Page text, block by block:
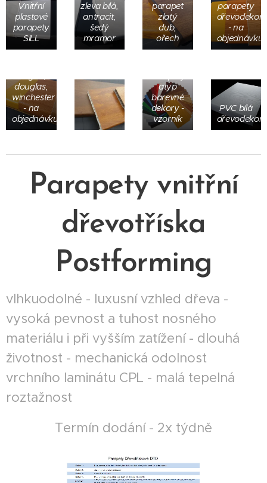
Vnitřní
plastové
parapety
SILL
zleva bílá,
antracit,
šedý
mramor
parapet
zlatý
dub,
ořech
parapety
dřevodekor
- na
objednávku
Plastové
douglas,
winchester
- na
objednávku
atyp
barevné
dekory -
vzorník
PVC bílá
dřevodekor
Parapety vnitřní
dřevotříska
Postforming
vlhkuodolné - luxusní vzhled dřeva -
vysoká pevnost a tuhost nosného
materiálu i při vyšším zatížení - dlouhá
životnost - mechanická odolnost
vrchního laminátu CPL - malá tepelná
roztažnost
Termín dodání - 2x týdně